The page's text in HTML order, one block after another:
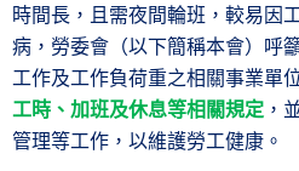
時間長，且需夜間輪班，較易因
病，勞委會（以下簡稱本會）呼
工作及工作負荷重之相關事業單
工時、加班及休息等相關規定 ，
管理等工作，以維護勞工健康。